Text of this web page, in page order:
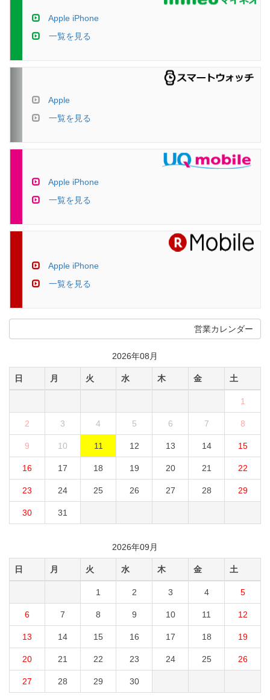
Apple iPhone
一覧を見る
Apple
一覧を見る
Apple iPhone
一覧を見る
Apple iPhone
一覧を見る
営業カレンダー
2026年08月
日 月 火 水 木 金 土
1
2 3 4 5 6 7 8
9 10 11 12 13 14 15
16 17 18 19 20 21 22
23 24 25 26 27 28 29
30 31
2026年09月
日 月 火 水 木 金 土
1 2 3 4 5
6 7 8 9 10 11 12
13 14 15 16 17 18 19
20 21 22 23 24 25 26
27 28 29 30